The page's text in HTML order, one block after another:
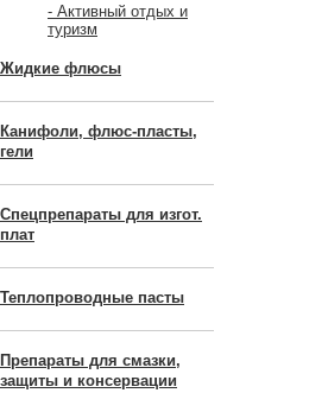
- Активный отдых и
туризм
Жидкие флюсы
Канифоли, флюс-пласты,
гели
Спецпрепараты для изгот.
плат
Теплопроводные пасты
Препараты для смазки,
защиты и консервации